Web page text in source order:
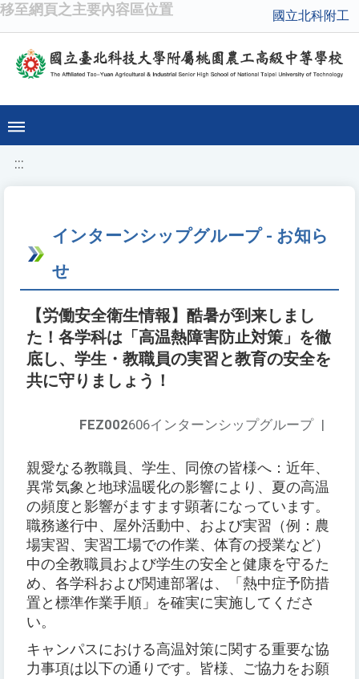
移至網頁之主要內容區位置 國立北科附工
:::
インターンシップグループ - お知ら
せ
【労働安全衛生情報】酷暑が到来しまし
た！各学科は「高温熱障害防止対策」を徹
底し、学生・教職員の実習と教育の安全を
共に守りましょう！
FEZ002606インターンシップグループ |
親愛なる教職員、学生、同僚の皆様へ：近年、
異常気象と地球温暖化の影響により、夏の高温
の頻度と影響がますます顕著になっています。
職務遂行中、屋外活動中、および実習（例：農
場実習、実習工場での作業、体育の授業など）
中の全教職員および学生の安全と健康を守るた
め、各学科および関連部署は、「熱中症予防措
置と標準作業手順」を確実に実施してくださ
い。
キャンパスにおける高温対策に関する重要な協
力事項は以下の通りです。皆様、ご協力をお願